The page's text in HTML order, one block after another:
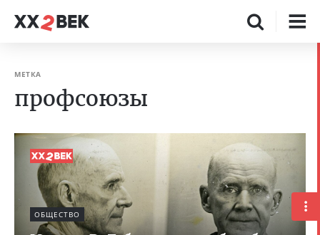
МЕТКА
профсоюзы
ОБЩЕСТВО